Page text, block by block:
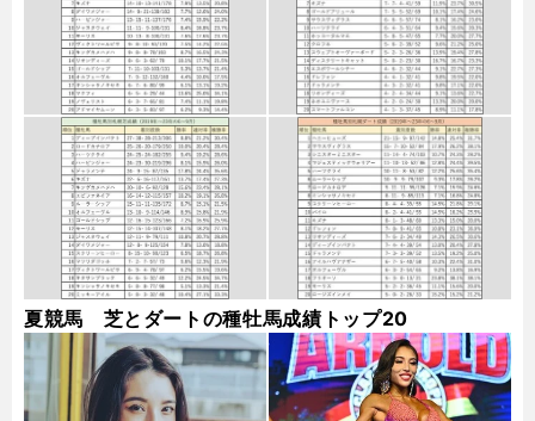
夏競馬 芝とダートの種牡馬成績トップ20